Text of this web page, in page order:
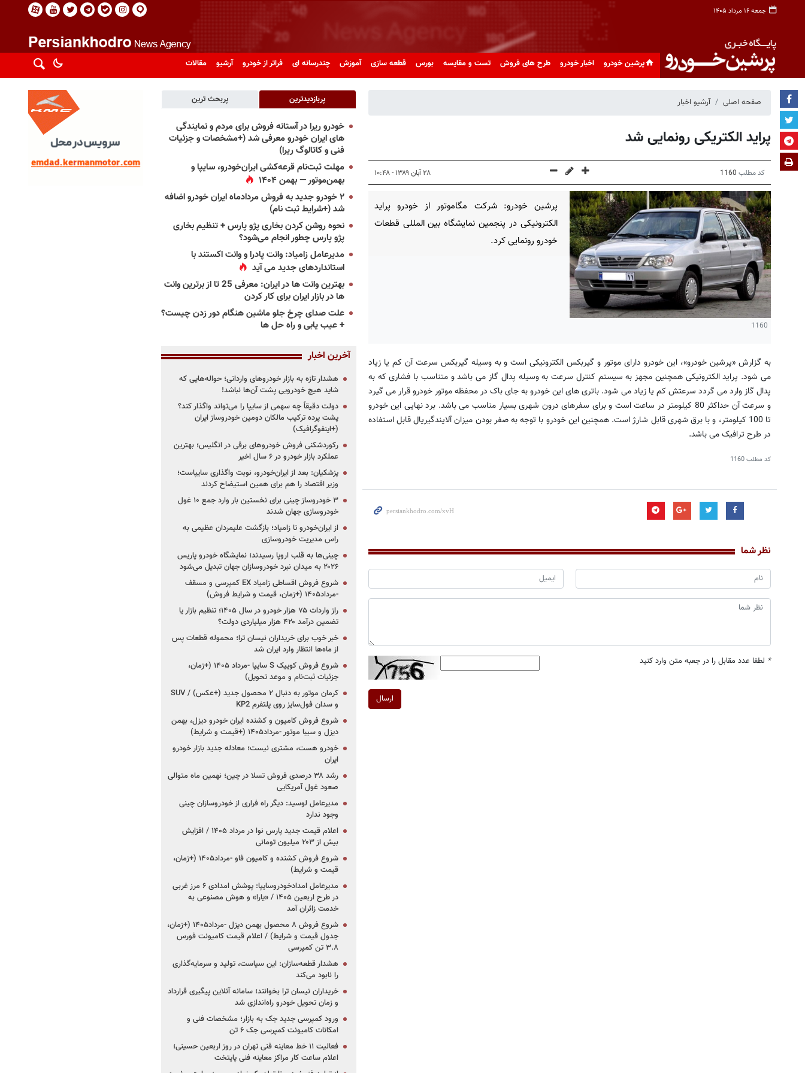
جمعه ۱۶ مرداد ۱۴۰۵
پرشین خودرو اخبار خودرو طرح های فروش تست و مقایسه بورس قطعه سازی آموزش چندرسانه ای فراتر از خودرو آرشیو مقالات
صفحه اصلی آرشیو اخبار
پراید الکتریکی رونمایی شد
کد مطلب 1160 ۲۸ آبان ۱۳۸۹ - ۱۰:۴۸
1160
پرشین خودرو: شرکت مگاموتور از خودرو پراید
الکترونیکی در پنجمین نمایشگاه بین المللی قطعات
خودرو رونمایی کرد.
به گزارش «پرشین خودرو»، این خودرو دارای موتور و گیربکس الکترونیکی است و به وسیله گیربکس سرعت آن کم یا زیاد
می شود. پراید الکترونیکی همچنین مجهز به سیستم کنترل سرعت به وسیله پدال گاز می باشد و متناسب با فشاری که به
پدال گاز وارد می گردد سرعتش کم یا زیاد می شود. باتری های این خودرو به جای باک در محفظه موتور خودرو قرار می گیرد
و سرعت آن حداکثر 80 کیلومتر در ساعت است و برای سفرهای درون شهری بسیار مناسب می باشد. برد نهایی این خودرو
تا 100 کیلومتر، و با برق شهری قابل شارژ است. همچنین این خودرو با توجه به صفر بودن میزان آلایندگیریال قابل استفاده
در طرح ترافیک می باشد.
کد مطلب1160
نظر شما
* لطفا عدد مقابل را در جعبه متن وارد کنید
ارسال
پربازدیدترین پربحث ترین
خودرو ریرا در آستانه فروش برای مردم و نمایندگی
های ایران خودرو معرفی شد (+مشخصات و جزئیات
فنی و کاتالوگ ریرا)
مهلت ثبت‌نام قرعه‌کشی ایران‌خودرو، سایپا و
بهمن‌موتور — بهمن ۱۴۰۴
۲ خودرو جدید به فروش مردادماه ایران خودرو اضافه
شد (+شرایط ثبت نام)
نحوه روشن کردن بخاری پژو پارس + تنظیم بخاری
پژو پارس چطور انجام می‌شود؟
مدیرعامل زامیاد: وانت پادرا و وانت اکستند با
استانداردهای جدید می آید
بهترین وانت ها در ایران: معرفی 25 تا از برترین وانت
ها در بازار ایران برای کار کردن
علت صدای چرخ جلو ماشین هنگام دور زدن چیست؟
+ عیب یابی و راه حل ها
آخرین اخبار
هشدار تازه به بازار خودروهای وارداتی؛ حواله‌هایی که
شاید هیچ خودرویی پشت آن‌ها نباشد!
دولت دقیقاً چه سهمی از سایپا را می‌تواند واگذار کند؟
پشت پرده ترکیب مالکان دومین خودروساز ایران
(+اینفوگرافیک)
رکوردشکنی فروش خودروهای برقی در انگلیس؛ بهترین
عملکرد بازار خودرو در ۶ سال اخیر
پزشکیان: بعد از ایران‌خودرو، نوبت واگذاری سایپاست؛
وزیر اقتصاد را هم برای همین استیضاح کردند
۳ خودروساز چینی برای نخستین بار وارد جمع ۱۰ غول
خودروسازی جهان شدند
از ایران‌خودرو تا زامیاد؛ بازگشت علیمردان عظیمی به
راس مدیریت خودروسازی
چینی‌ها به قلب اروپا رسیدند؛ نمایشگاه خودرو پاریس
۲۰۲۶ به میدان نبرد خودروسازان جهان تبدیل می‌شود
شروع فروش اقساطی زامیاد EX کمپرسی و مسقف
-مرداد۱۴۰۵ (+زمان، قیمت و شرایط فروش)
راز واردات ۷۵ هزار خودرو در سال ۱۴۰۵؛ تنظیم بازار یا
تضمین درآمد ۴۲۰ هزار میلیاردی دولت؟
خبر خوب برای خریداران نیسان ترا؛ محموله قطعات پس
از ماه‌ها انتظار وارد ایران شد
شروع فروش کوییک S سایپا -مرداد ۱۴۰۵ (+زمان،
جزئیات ثبت‌نام و موعد تحویل)
کرمان موتور به دنبال ۲ محصول جدید (+عکس) / SUV
و سدان فول‌سایز روی پلتفرم KP2
شروع فروش کامیون و کشنده ایران خودرو دیزل، بهمن
دیزل و سیبا موتور -مرداد۱۴۰۵ (+قیمت و شرایط)
خودرو هست، مشتری نیست؛ معادله جدید بازار خودرو
ایران
رشد ۳۸ درصدی فروش تسلا در چین؛ نهمین ماه متوالی
صعود غول آمریکایی
مدیرعامل لوسید: دیگر راه فراری از خودروسازان چینی
وجود ندارد
اعلام قیمت جدید پارس نوا در مرداد ۱۴۰۵ / افزایش
بیش از ۲۰۳ میلیون تومانی
شروع فروش کشنده و کامیون فاو -مرداد۱۴۰۵ (+زمان،
قیمت و شرایط)
مدیرعامل امدادخودروسایپا: پوشش امدادی ۶ مرز غربی
در طرح اربعین ۱۴۰۵ / «یارا» و هوش مصنوعی به
خدمت زائران آمد
شروع فروش ۸ محصول بهمن دیزل -مرداد۱۴۰۵ (+زمان،
جدول قیمت و شرایط) / اعلام قیمت کامیونت فورس
۳.۸ تن کمپرسی
هشدار قطعه‌سازان: این سیاست، تولید و سرمایه‌گذاری
را نابود می‌کند
خریداران نیسان ترا بخوانند؛ سامانه آنلاین پیگیری قرارداد
و زمان تحویل خودرو راه‌اندازی شد
ورود کمپرسی جدید جک به بازار؛ مشخصات فنی و
امکانات کامیونت کمپرسی جک ۶ تن
فعالیت ۱۱ خط معاینه فنی تهران در روز اربعین حسینی؛
اعلام ساعت کار مراکز معاینه فنی پایتخت